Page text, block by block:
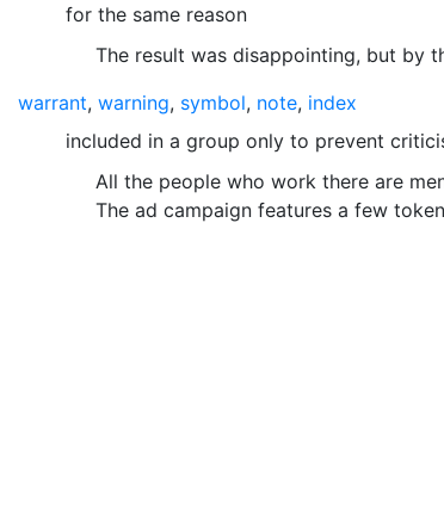
for the same reason
The result was disappointing, but by
warrant, warning, symbol, note, index
included in a group only to prevent
All the people who work there are
The ad campaign features a few